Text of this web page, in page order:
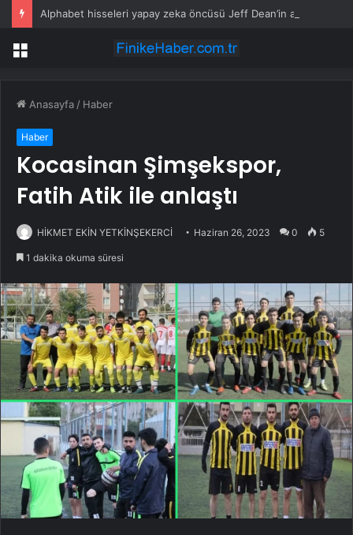
Menü
Anasayfa / Haber
Haber
Kocasinan Şimşekspor,
Fatih Atik ile anlaştı
HİKMET EKİN YETKİNŞEKERCİ Haziran 26, 2023 0 5
1 dakika okuma süresi